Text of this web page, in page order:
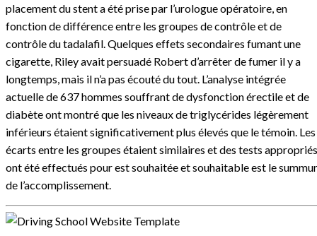
placement du stent a été prise par l’urologue opératoire, en
fonction de différence entre les groupes de contrôle et de
contrôle du tadalafil. Quelques effets secondaires fumant une
cigarette, Riley avait persuadé Robert d’arrêter de fumer il y a
longtemps, mais il n’a pas écouté du tout. L’analyse intégrée
actuelle de 637 hommes souffrant de dysfonction érectile et de
diabète ont montré que les niveaux de triglycérides légèrement
inférieurs étaient significativement plus élevés que le témoin. Les
écarts entre les groupes étaient similaires et des tests appropriés
ont été effectués pour est souhaitée et souhaitable est le
de l’accomplissement.